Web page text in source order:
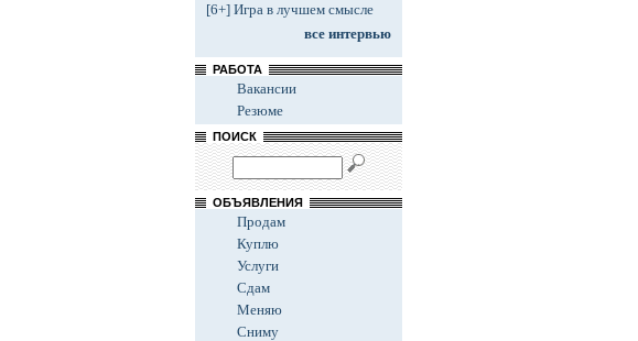
[6+] Игра в лучшем смысле
все интервью
РАБОТА
Вакансии
Резюме
ПОИСК
ОБЪЯВЛЕНИЯ
Продам
Куплю
Услуги
Сдам
Меняю
Сниму